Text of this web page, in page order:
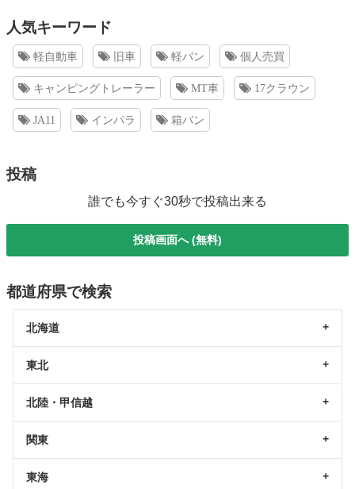
人気キーワード
軽自動車 旧車 軽バン 個人売買
キャンピングトレーラー MT車 17クラウン
JA11 インパラ 箱バン
投稿
誰でも今すぐ30秒で投稿出来る
投稿画面へ (無料)
都道府県で検索
北海道
東北
北陸・甲信越
関東
東海